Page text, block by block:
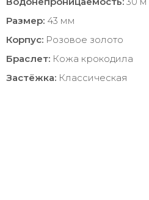
Размер: 43 мм
Корпус: Розовое золото
Браслет: Кожа крокодила
Застёжка: Классическая